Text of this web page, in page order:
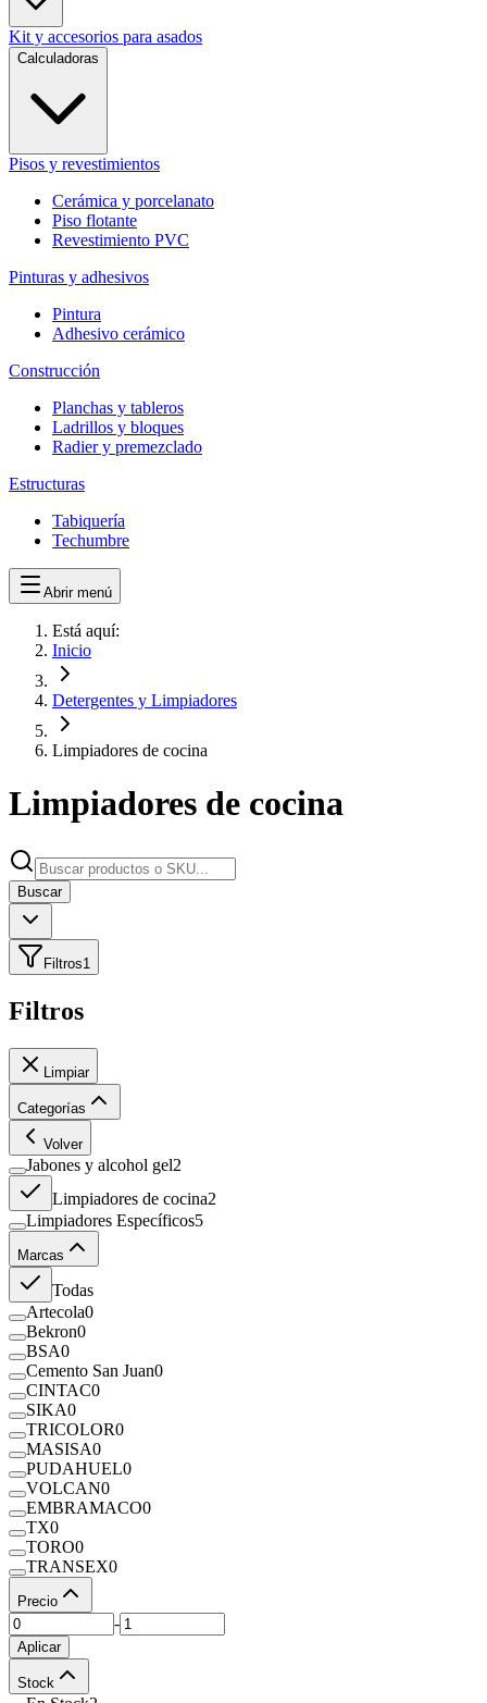
Kit y accesorios para asados
Calculadoras
Pisos y revestimientos
Cerámica y porcelanato
Piso flotante
Revestimiento PVC
Pinturas y adhesivos
Pintura
Adhesivo cerámico
Construcción
Planchas y tableros
Ladrillos y bloques
Radier y premezclado
Estructuras
Tabiquería
Techumbre
Abrir menú
Está aquí:
Inicio
Detergentes y Limpiadores
Limpiadores de cocina
Limpiadores de cocina
Buscar
Filtros1
Filtros
Limpiar
Categorías
Volver
Jabones y alcohol gel2
Limpiadores de cocina2
Limpiadores Específicos5
Marcas
Todas
Artecola0
Bekron0
BSA0
Cemento San Juan0
CINTAC0
SIKA0
TRICOLOR0
MASISA0
PUDAHUEL0
VOLCAN0
EMBRAMACO0
TX0
TORO0
TRANSEX0
Precio
-
Aplicar
Stock